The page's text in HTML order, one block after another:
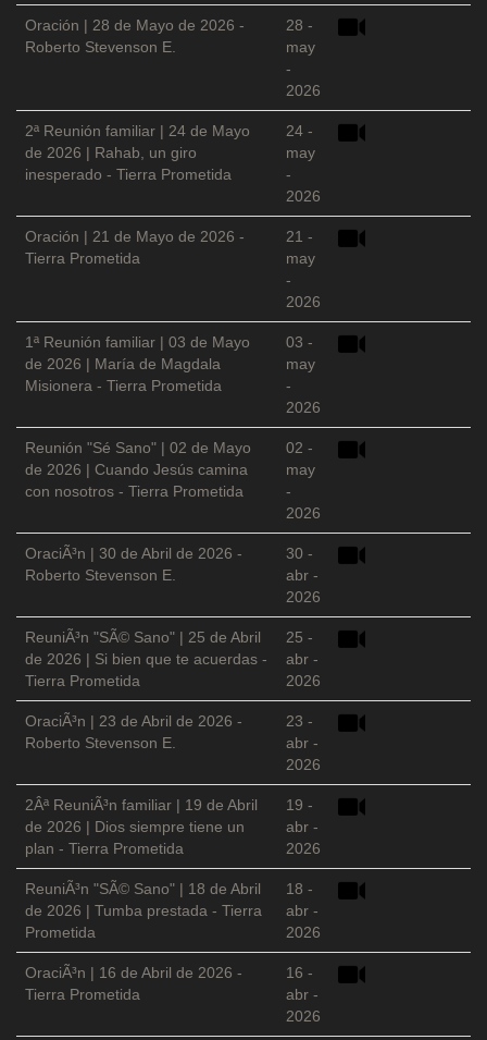
Oración | 28 de Mayo de 2026 -
Roberto Stevenson E.
28 -
may
-
2026
2ª Reunión familiar | 24 de Mayo
de 2026 | Rahab, un giro
inesperado - Tierra Prometida
24 -
may
-
2026
Oración | 21 de Mayo de 2026 -
Tierra Prometida
21 -
may
-
2026
1ª Reunión familiar | 03 de Mayo
de 2026 | María de Magdala
Misionera - Tierra Prometida
03 -
may
-
2026
Reunión "Sé Sano" | 02 de Mayo
de 2026 | Cuando Jesús camina
con nosotros - Tierra Prometida
02 -
may
-
2026
OraciÃ³n | 30 de Abril de 2026 -
Roberto Stevenson E.
30 -
abr -
2026
ReuniÃ³n "SÃ© Sano" | 25 de Abril
de 2026 | Si bien que te acuerdas -
Tierra Prometida
25 -
abr -
2026
OraciÃ³n | 23 de Abril de 2026 -
Roberto Stevenson E.
23 -
abr -
2026
2Âª ReuniÃ³n familiar | 19 de Abril
de 2026 | Dios siempre tiene un
plan - Tierra Prometida
19 -
abr -
2026
ReuniÃ³n "SÃ© Sano" | 18 de Abril
de 2026 | Tumba prestada - Tierra
Prometida
18 -
abr -
2026
OraciÃ³n | 16 de Abril de 2026 -
Tierra Prometida
16 -
abr -
2026